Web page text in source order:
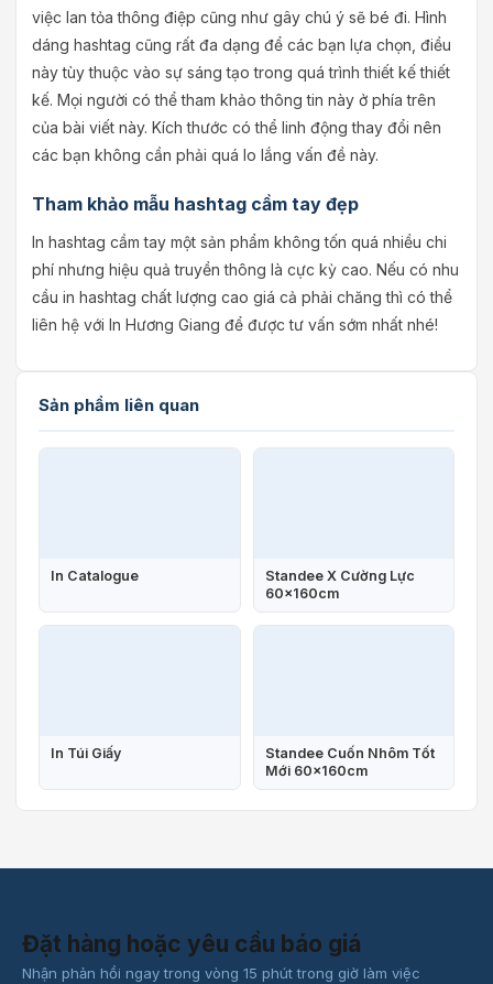
việc lan tỏa thông điệp cũng như gây chú ý sẽ bé đi. Hình
dáng hashtag cũng rất đa dạng để các bạn lựa chọn, điều
này tùy thuộc vào sự sáng tạo trong quá trình thiết kế thiết
kế. Mọi người có thể tham khảo thông tin này ở phía trên
của bài viết này. Kích thước có thể linh động thay đổi nên
các bạn không cần phải quá lo lắng vấn đề này.
Tham khảo mẫu hashtag cầm tay đẹp
In hashtag cầm tay một sản phẩm không tốn quá nhiều chi
phí nhưng hiệu quả truyền thông là cực kỳ cao. Nếu có nhu
cầu in hashtag chất lượng cao giá cả phải chăng thì có thể
liên hệ với In Hương Giang để được tư vấn sớm nhất nhé!
Sản phẩm liên quan
In Catalogue
Standee X Cường Lực
60x160cm
In Túi Giấy
Standee Cuốn Nhôm Tốt
Mới 60x160cm
Đặt hàng hoặc yêu cầu báo giá
Nhận phản hồi ngay trong vòng 15 phút trong giờ làm việc